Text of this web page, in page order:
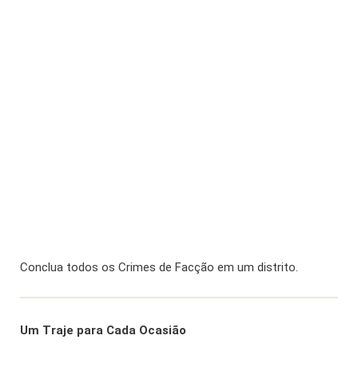
Conclua todos os Crimes de Facção em um distrito.
Um Traje para Cada Ocasião